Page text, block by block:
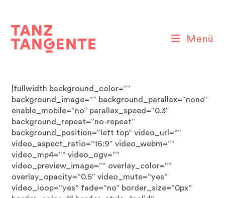
Menü
[fullwidth background_color=““
background_image=““ background_parallax=“none“
enable_mobile=“no“ parallax_speed=“0.3″
background_repeat=“no-repeat“
background_position=“left top“ video_url=““
video_aspect_ratio=“16:9″ video_webm=““
video_mp4=““ video_ogv=““
video_preview_image=““ overlay_color=““
overlay_opacity=“0.5″ video_mute=“yes“
video_loop=“yes“ fade=“no“ border_size=“0px“